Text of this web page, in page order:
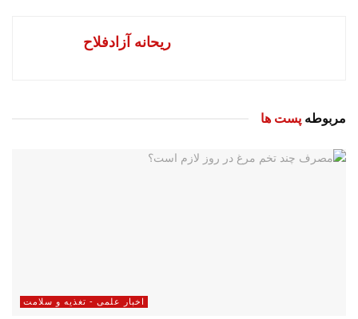
ریحانه آزادفلاح
مربوطه پست ها
اخبار علمی - تغذیه و سلامت